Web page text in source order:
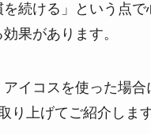
続ける」という点で
果があります。
アイコスを使った場合
り上げてご紹介します